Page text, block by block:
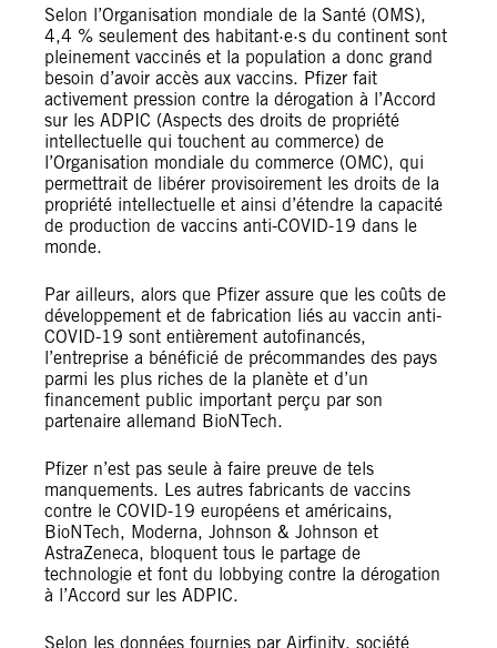
Selon l’Organisation mondiale de la Santé (OMS),
4,4 % seulement des habitant·e·s du continent sont
pleinement vaccinés et la population a donc grand
besoin d’avoir accès aux vaccins. Pfizer fait
activement pression contre la dérogation à l’Accord
sur les ADPIC (Aspects des droits de propriété
intellectuelle qui touchent au commerce) de
l’Organisation mondiale du commerce (OMC), qui
permettrait de libérer provisoirement les droits de la
propriété intellectuelle et ainsi d’étendre la capacité
de production de vaccins anti-COVID-19 dans le
monde.
Par ailleurs, alors que Pfizer assure que les coûts de
développement et de fabrication liés au vaccin anti-
COVID-19 sont entièrement autofinancés,
l’entreprise a bénéficié de précommandes des pays
parmi les plus riches de la planète et d’un
financement public important perçu par son
partenaire allemand BioNTech.
Pfizer n’est pas seule à faire preuve de tels
manquements. Les autres fabricants de vaccins
contre le COVID-19 européens et américains,
BioNTech, Moderna, Johnson & Johnson et
AstraZeneca, bloquent tous le partage de
technologie et font du lobbying contre la dérogation
à l’Accord sur les ADPIC.
Selon les données fournies par Airfinity, société